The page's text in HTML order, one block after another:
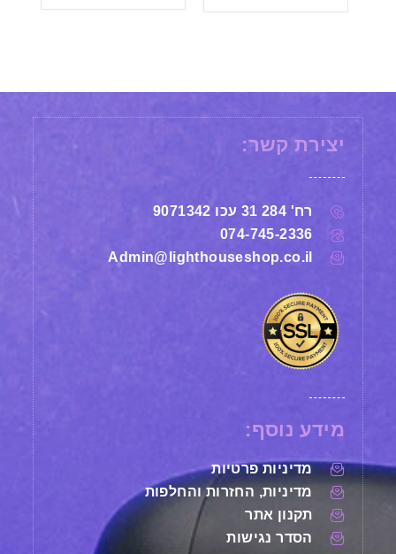
יצירת קשר:
רח' 284 31 עכו 9071342
074-745-2336
Admin@lighthouseshop.co.il
מידע נוסף:
מדיניות פרטיות
מדיניות, החזרות והחלפות
תקנון אתר
הסדר נגישות